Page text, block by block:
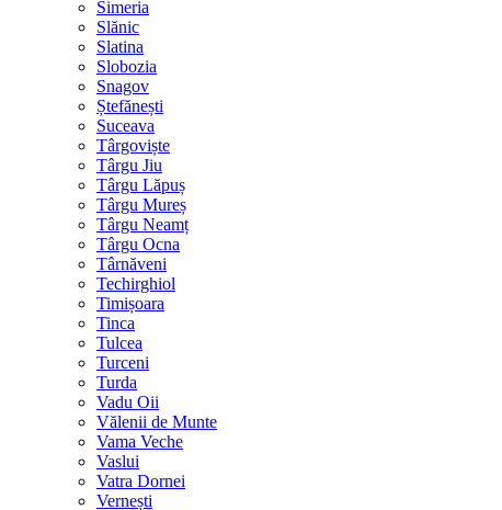
Simeria
Slănic
Slatina
Slobozia
Snagov
Ștefănești
Suceava
Târgoviște
Târgu Jiu
Târgu Lăpuș
Târgu Mureș
Târgu Neamț
Târgu Ocna
Târnăveni
Techirghiol
Timișoara
Tinca
Tulcea
Turceni
Turda
Vadu Oii
Vălenii de Munte
Vama Veche
Vaslui
Vatra Dornei
Vernești